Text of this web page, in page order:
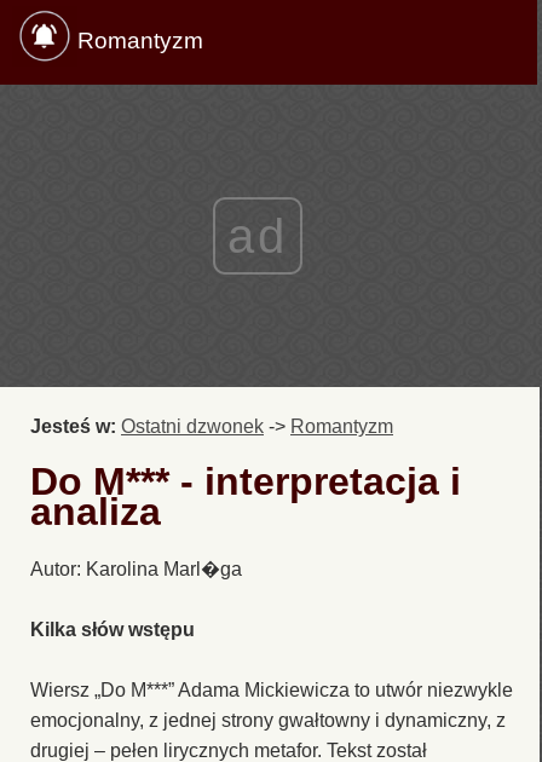
Romantyzm
ad
Jesteś w: Ostatni dzwonek -> Romantyzm
Do M*** - interpretacja i
analiza
Autor: Karolina Marl�ga
Kilka słów wstępu
Wiersz „Do M***” Adama Mickiewicza to utwór niezwykle
emocjonalny, z jednej strony gwałtowny i dynamiczny, z
drugiej – pełen lirycznych metafor. Tekst został